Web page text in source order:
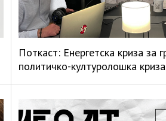
Поткаст: Енергетска криза за
политичко-културолошка